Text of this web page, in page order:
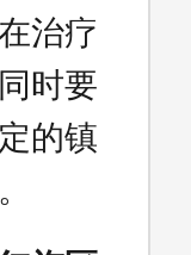
治疗
时要
的镇